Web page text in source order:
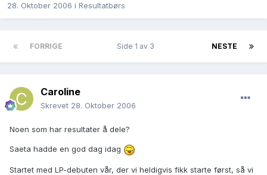
28. Oktober 2006 i Resultatbørs
FORRIGE NESTE
Side 1 av 3
Caroline
Skrevet 28. Oktober 2006
Noen som har resultater å dele?
Saeta hadde en god dag idag
Startet med LP-debuten vår, der vi heldigvis fikk starte først, så vi